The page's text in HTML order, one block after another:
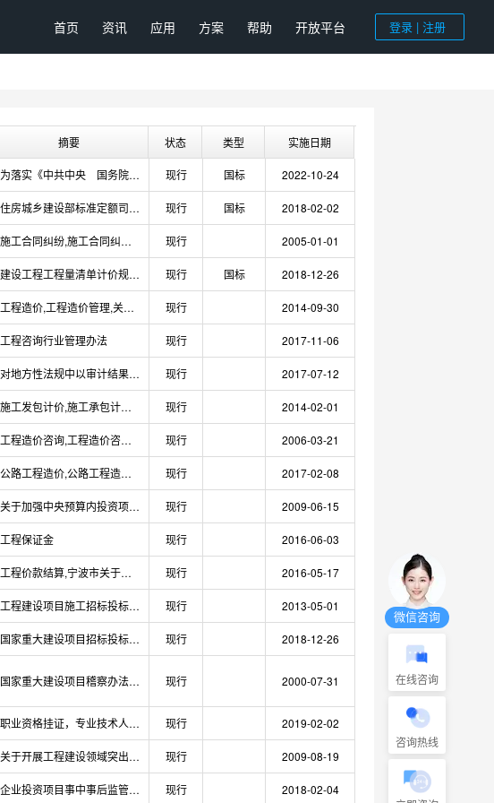
首页 资讯 应用 方案 帮助 开放平台 登录 | 注册
摘要 状态 类型 实施日期
为落实《中共中央 国务院关于完整准确全面贯彻新发展理念做好碳达峰碳中和工作的意见》，加大绿色低碳产品采购力度，全面推广绿色建筑和绿色建材，在南京、杭州、绍兴、湖州、青岛、佛山等6个城市试点的基础上，财政部、住房城乡建设部、工业和信息化部决定 现行 国标 2022-10-24
住房城乡建设部标准定额司关于印发2018年工作要点的通知 现行 国标 2018-02-02
施工合同纠纷,施工合同纠纷适用法律,纠纷适用法律,关于审理建设工程施工合同纠纷案件适用法律问题的解释2018最新版 现行 2005-01-01
建设工程工程量清单计价规范,清单计价规范,建设工程计价规范,工程量清单计价,GB 50500-2013免费下载 现行 国标 2018-12-26
工程造价,工程造价管理,关于进一步推进工程造价管理改革的指导意见 现行 2014-09-30
工程咨询行业管理办法 现行 2017-11-06
对地方性法规中以审计结果作为政府投资建设项目竣工结算依据有关规定的研究意见,竣工结算依据 现行 2017-07-12
施工发包计价,施工承包计价,建筑工程施工发包与承包计价管理办法 现行 2014-02-01
工程造价咨询,工程造价咨询企业管理办法,工程造价咨询企业资质等级规定 现行 2006-03-21
公路工程造价,公路工程造价管理暂行办法 现行 2017-02-08
关于加强中央预算内投资项目概算调整管理的通知 现行 2009-06-15
工程保证金 现行 2016-06-03
工程价款结算,宁波市关于规范和加快国有（政府）投资建设工程价款结算的通知, 现行 2016-05-17
工程建设项目施工招标投标办法,招标投标办法 现行 2013-05-01
国家重大建设项目招标投标监督暂行办法,招标投标监督办法最新修订版 现行 2018-12-26
国家重大建设项目稽察办法,国发第6号令 现行 2000-07-31
职业资格挂证，专业技术人员职业资格挂证 现行 2019-02-02
关于开展工程建设领域突出问题专项治理工作方案的通知 现行 2009-08-19
企业投资项目事中事后监管办法 现行 2018-02-04
微信咨询
在线咨询
咨询热线